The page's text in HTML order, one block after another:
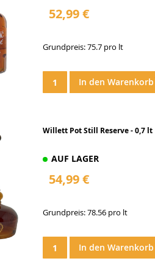
52,99 €
Grundpreis: 75.7 pro lt
In den Warenkorb
Willett Pot Still Reserve - 0,7 lt
AUF LAGER
54,99 €
Grundpreis: 78.56 pro lt
In den Warenkorb